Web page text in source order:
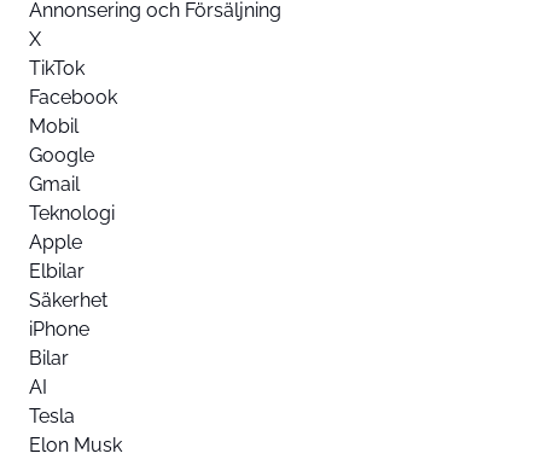
Annonsering och Försäljning
X
TikTok
Facebook
Mobil
Google
Gmail
Teknologi
Apple
Elbilar
Säkerhet
iPhone
Bilar
AI
Tesla
Elon Musk